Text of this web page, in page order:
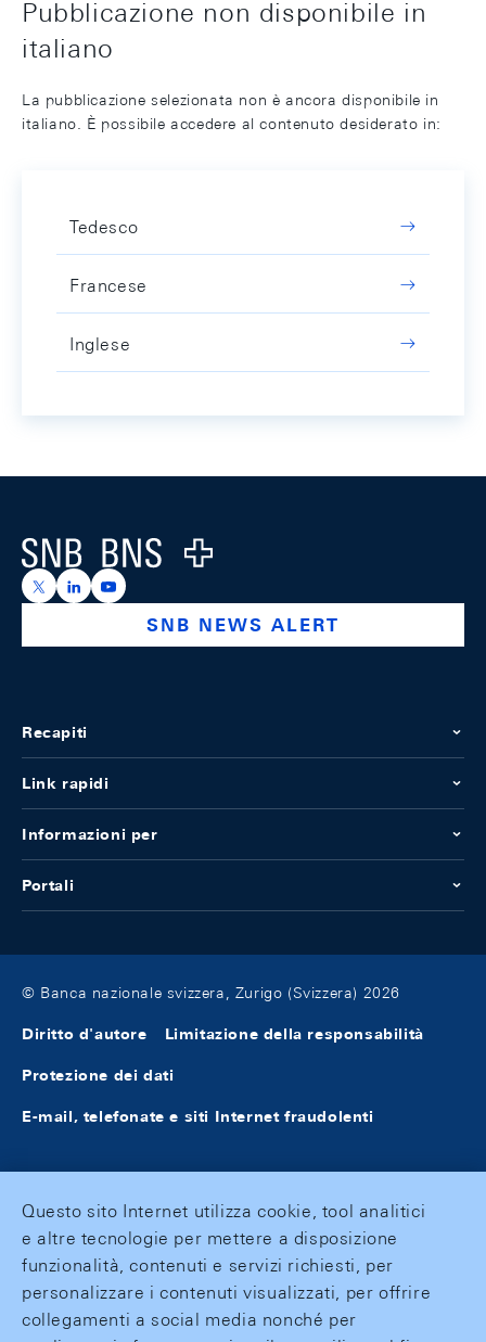
Pubblicazione non disponibile in
italiano
La pubblicazione selezionata non è ancora disponibile in
italiano. È possibile accedere al contenuto desiderato in:
Tedesco
Francese
Inglese
Logo
https://x.com/snb_bns
https://ch.linkedin.com/company/swiss-national-
https://www.youtube.com/@swissnationalbank
SNB NEWS ALERT
Recapiti
Link rapidi
Informazioni per
Portali
© Banca nazionale svizzera, Zurigo (Svizzera) 2026
Diritto d'autore Limitazione della responsabilità
Protezione dei dati
E-mail, telefonate e siti Internet fraudolenti
Questo sito Internet utilizza cookie, tool analitici
e altre tecnologie per mettere a disposizione
funzionalità, contenuti e servizi richiesti, per
personalizzare i contenuti visualizzati, per offrire
collegamenti a social media nonché per